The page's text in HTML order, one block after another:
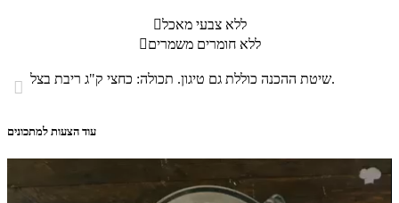
ללא צבעי מאכל
ללא חומרים משמרים
 שיטת ההכנה כוללת גם טיגון. תכולה: כחצי ק"ג ריבת בצל.
עוד הצעות למתכונים